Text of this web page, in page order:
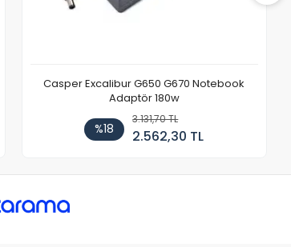
Casper Excalibur G650 G670 Notebook
Adaptör 180w
%18
3.131,70 TL
2.562,30 TL